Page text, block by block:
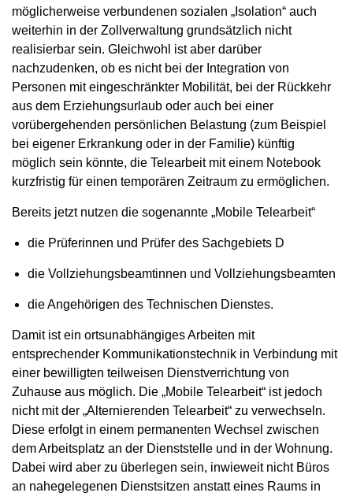
möglicherweise verbundenen sozialen „Isolation“ auch
weiterhin in der Zollverwaltung grundsätzlich nicht
realisierbar sein. Gleichwohl ist aber darüber
nachzudenken, ob es nicht bei der Integration von
Personen mit eingeschränkter Mobilität, bei der Rückkehr
aus dem Erziehungsurlaub oder auch bei einer
vorübergehenden persönlichen Belastung (zum Beispiel
bei eigener Erkrankung oder in der Familie) künftig
möglich sein könnte, die Telearbeit mit einem Notebook
kurzfristig für einen temporären Zeitraum zu ermöglichen.
Bereits jetzt nutzen die sogenannte „Mobile Telearbeit“
die Prüferinnen und Prüfer des Sachgebiets D
die Vollziehungsbeamtinnen und Vollziehungsbeamten
die Angehörigen des Technischen Dienstes.
Damit ist ein ortsunabhängiges Arbeiten mit
entsprechender Kommunikationstechnik in Verbindung mit
einer bewilligten teilweisen Dienstverrichtung von
Zuhause aus möglich. Die „Mobile Telearbeit“ ist jedoch
nicht mit der „Alternierenden Telearbeit“ zu verwechseln.
Diese erfolgt in einem permanenten Wechsel zwischen
dem Arbeitsplatz an der Dienststelle und in der Wohnung.
Dabei wird aber zu überlegen sein, inwieweit nicht Büros
an nahegelegenen Dienstsitzen anstatt eines Raums in